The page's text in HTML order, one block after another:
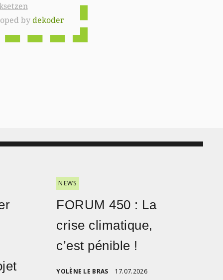
bydekoder
NEWS
FORUM 450 : La
crise climatique,
c’est pénible !
YOLÈNE LE BRAS 17.07.2026